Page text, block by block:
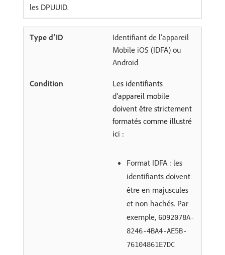
les DPUUID.
Identifiant de l’appareil
Mobile iOS (IDFA) ou
Android
Les identifiants
d’appareil mobile
doivent être strictement
formatés comme illustré
ici :
Format IDFA : les
identifiants doivent
être en majuscules
et non hachés. Par
exemple, 6D92078A-
8246-4BA4-AE5B-
76104861E7DC